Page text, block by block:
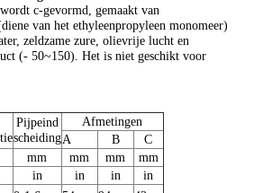
c-gevormd, gemaakt van
van het ethyleenpropyleen monomeer)
zeldzame zure, olievrije lucht en
(- 50~150). Het is niet geschikt voor
Pijpeind
scheiding
Afmetingen
A
B
C
mm mm mm
mm
in in in
in